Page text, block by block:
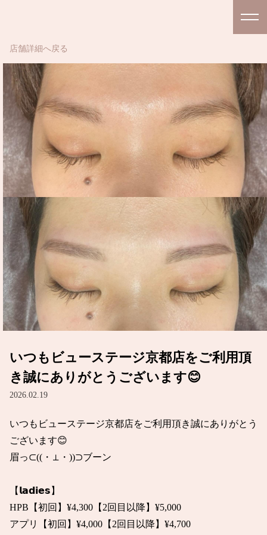
店舗詳細へ戻る
いつもビューステージ京都店をご利用頂
き誠にありがとうございます😊
2026.02.19
いつもビューステージ京都店をご利用頂き誠にありがとう
ございます😊
眉っ⊂((・⊥・))⊃ブーン
【𝗹𝗮𝗱𝗶𝗲𝘀】
HPB【初回】¥4,300【2回目以降】¥5,000
アプリ【初回】¥4,000【2回目以降】¥4,700